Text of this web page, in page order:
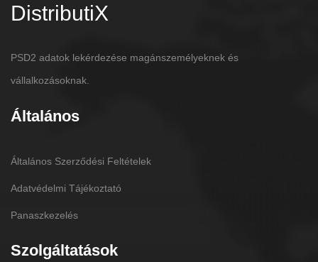
DistributiX
PSD2 adatok lekérdezése magánszemélyeknek és
vállalkozásoknak.
Általános
Általános Szerződési Feltételek
Adatvédelmi Tájékoztató
Panaszkezelés
Szolgáltatások